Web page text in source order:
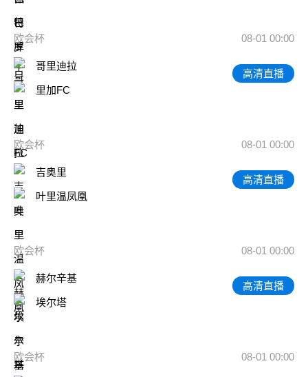
欧会杯 08-01 00:00
哥里迪拉
里加FC
高清直播
欧会杯 08-01 00:00
吉奥里
叶里温凤凰
高清直播
欧会杯 08-01 00:00
赫尔辛基
埃尔塔
高清直播
欧会杯 08-01 00:00